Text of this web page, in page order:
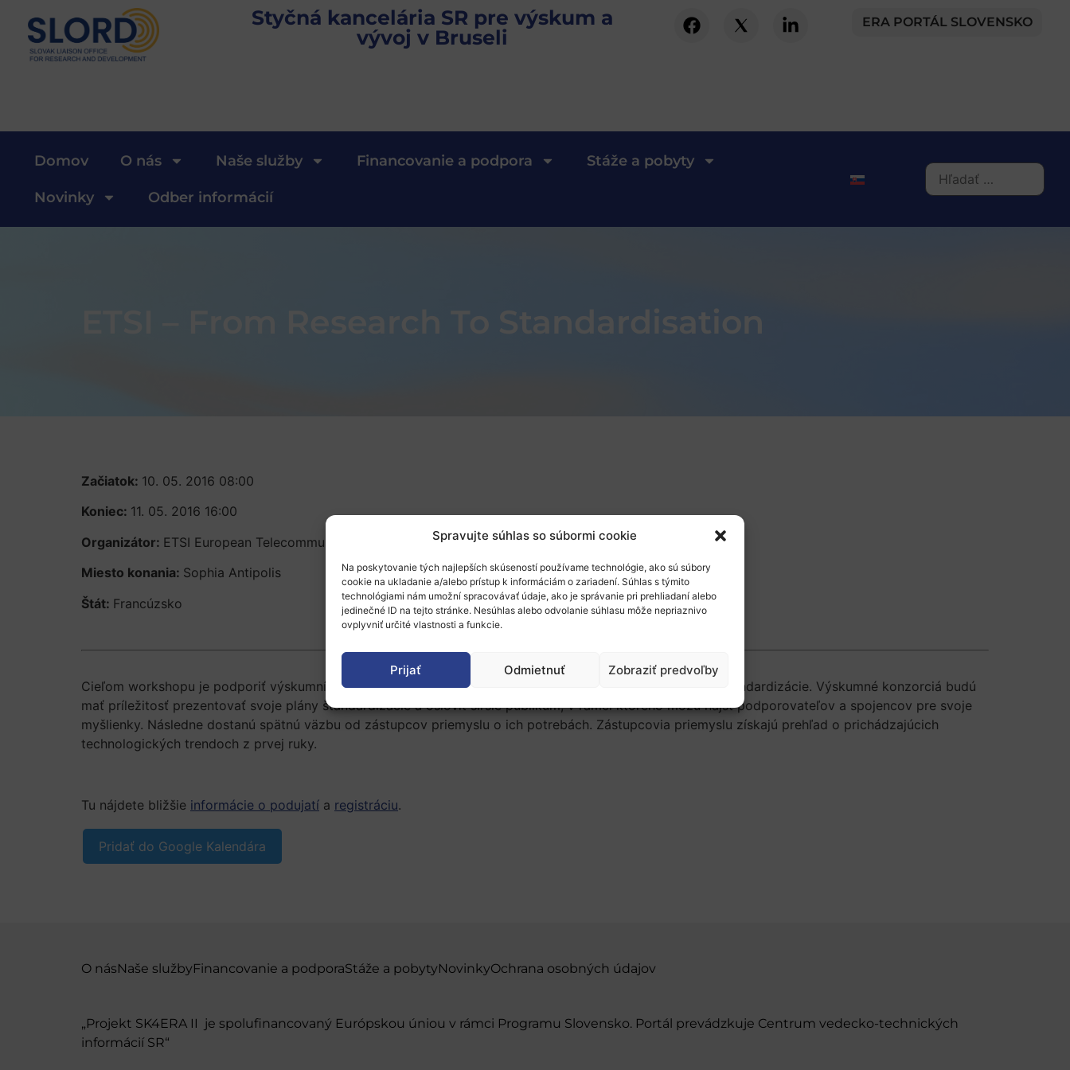
Spravujte súhlas so súbormi cookie
Na poskytovanie tých najlepších skúseností používame technológie, ako sú súbory
cookie na ukladanie a/alebo prístup k informáciám o zariadení. Súhlas s týmito
technológiami nám umožní spracovávať údaje, ako je správanie pri prehliadaní alebo
jedinečné ID na tejto stránke. Nesúhlas alebo odvolanie súhlasu môže nepriaznivo
ovplyvniť určité vlastnosti a funkcie.
Prijať Odmietnuť Zobraziť predvoľby
Styčná kancelária SR pre výskum a
vývoj v Bruseli
ERA PORTÁL SLOVENSKO
Domov O nás Naše služby Financovanie a podpora Stáže a pobyty
Novinky Odber informácií
ETSI – From Research To Standardisation
Začiatok: 10. 05. 2016 08:00
Koniec: 11. 05. 2016 16:00
Organizátor: ETSI European Telecommunications Standards Institute
Miesto konania: Sophia Antipolis
Štát: Francúzsko
Cieľom workshopu je podporiť výskumníkov pri šírení a uplatňovaní výsledkov výskumu prostredníctvom štandardizácie. Výskumné konzorciá budú
mať príležitosť prezentovať svoje plány štandardizácie a osloviť širšie publikum, v rámci ktorého môžu nájsť podporovateľov a spojencov pre svoje
myšlienky. Následne dostanú spätnú väzbu od zástupcov priemyslu o ich potrebách. Zástupcovia priemyslu získajú prehľad o prichádzajúcich
technologických trendoch z prvej ruky.
Tu nájdete bližšie informácie o podujatí a registráciu.
Pridať do Google Kalendára
O násNaše službyFinancovanie a podporaStáže a pobytyNovinkyOchrana osobných údajov
„Projekt SK4ERA II je spolufinancovaný Európskou úniou v rámci Programu Slovensko. Portál prevádzkuje Centrum vedecko-technických
informácií SR“